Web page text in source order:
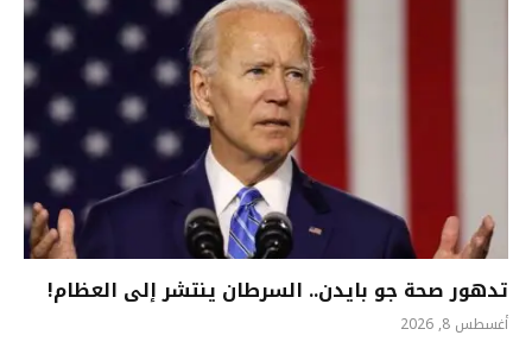
تدهور صحة جو بايدن.. السرطان ينتشر إلى العظام!
أغسطس 8, 2026